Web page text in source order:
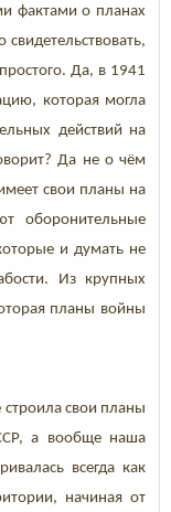
фактами о планах
Да, в 1941
которая могла
действий на
Да не о чём
свои планы на
оборонительные
и думать не
Из крупных
планы войны
строила свои планы
а вообще наша
всегда как
начиная от